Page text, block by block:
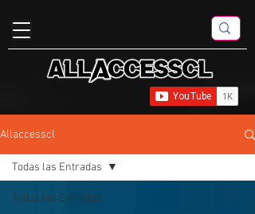
Allaccesscl
Todas las Entradas
Todas las Entradas